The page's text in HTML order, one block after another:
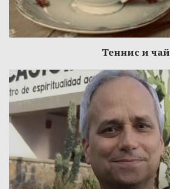
Теннис и чай